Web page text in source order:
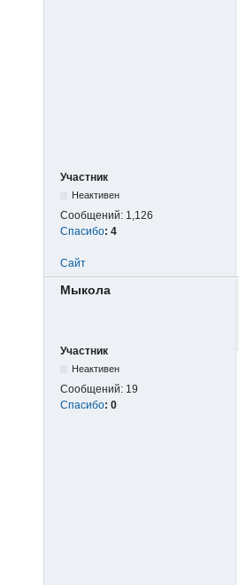
Участник
Неактивен
Сообщений: 1,126
Спасибо: 4
Сайт
Мыкола
Участник
Неактивен
Сообщений: 19
Спасибо: 0